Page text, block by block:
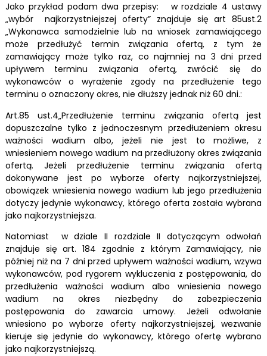
Jako przykład podam dwa przepisy: w rozdziale 4 ustawy
„wybór najkorzystniejszej oferty” znajduje się art 85ust.2
„Wykonawca samodzielnie lub na wniosek zamawiającego
może przedłużyć termin związania ofertą, z tym że
zamawiający może tylko raz, co najmniej na 3 dni przed
upływem terminu związania ofertą, zwrócić się do
wykonawców o wyrażenie zgody na przedłużenie tego
terminu o oznaczony okres, nie dłuższy jednak niż 60 dni.:
Art.85 ust.4„Przedłużenie terminu związania ofertą jest
dopuszczalne tylko z jednoczesnym przedłużeniem okresu
ważności wadium albo, jeżeli nie jest to możliwe, z
wniesieniem nowego wadium na przedłużony okres związania
ofertą. Jeżeli przedłużenie terminu związania ofertą
dokonywane jest po wyborze oferty najkorzystniejszej,
obowiązek wniesienia nowego wadium lub jego przedłużenia
dotyczy jedynie wykonawcy, którego oferta została wybrana
jako najkorzystniejsza.
Natomiast w dziale II rozdziale II dotyczącym odwołań
znajduje się art. 184 zgodnie z którym Zamawiający, nie
później niż na 7 dni przed upływem ważności wadium, wzywa
wykonawców, pod rygorem wykluczenia z postępowania, do
przedłużenia ważności wadium albo wniesienia nowego
wadium na okres niezbędny do zabezpieczenia
postępowania do zawarcia umowy. Jeżeli odwołanie
wniesiono po wyborze oferty najkorzystniejszej, wezwanie
kieruje się jedynie do wykonawcy, którego ofertę wybrano
jako najkorzystniejszą.